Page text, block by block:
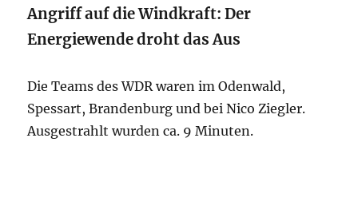
Angriff auf die Windkraft: Der
Energiewende droht das Aus
Die Teams des WDR waren im Odenwald,
Spessart, Brandenburg und bei Nico Ziegler.
Ausgestrahlt wurden ca. 9 Minuten.